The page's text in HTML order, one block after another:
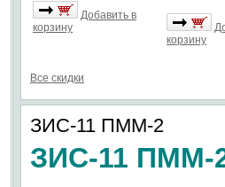
Добавить в
корзину
корзину
Все скидки
ЗИС-11 ПММ-2
ЗИС-11 ПММ-